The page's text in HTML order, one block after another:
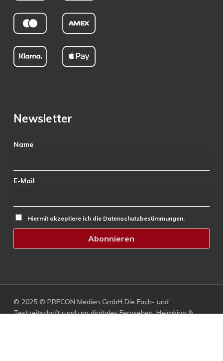
Newsletter
Name
E-Mail
Hiermit akzeptiere ich die Datenschutzbestimmungen.
© 2025 © PRECON Medien GmbH Die Fach- und
Testzeitschrift rund um digitales Fernsehen, Heimkino &